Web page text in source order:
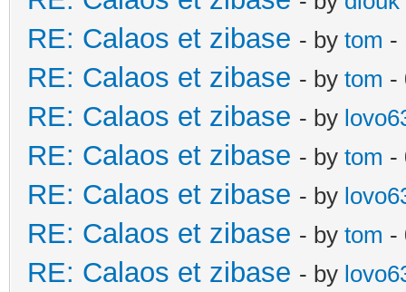
RE: Calaos et zibase - by tom -
RE: Calaos et zibase - by tom -
RE: Calaos et zibase - by
RE: Calaos et zibase - by tom -
RE: Calaos et zibase - by
RE: Calaos et zibase - by tom -
RE: Calaos et zibase - by